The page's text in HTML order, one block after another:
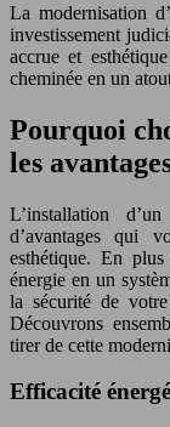
La modernisation
investissement
accrue et
cheminée en un
Pourquoi
les
L’installation
d’avantages qui
esthétique. En
énergie en un
la sécurité de
Découvrons
tirer de cette
Efficacité